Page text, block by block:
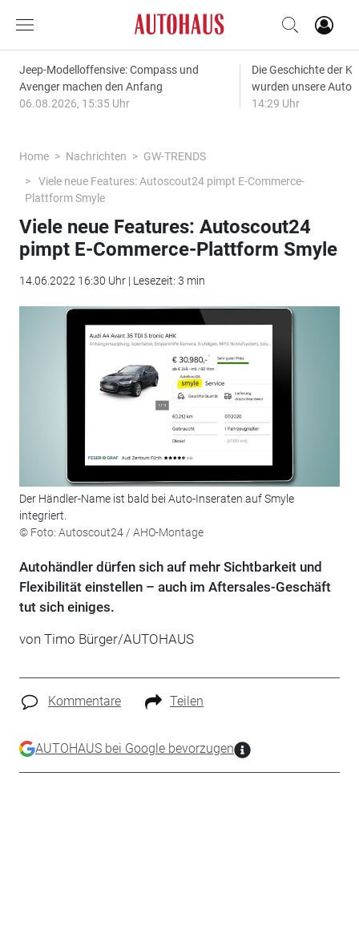
Jeep-Modelloffensive: Compass und
Avenger machen den Anfang
06.08.2026, 15:35 Uhr
Die Geschichte der
wurden unsere
14:29 Uhr
Home Nachrichten
GW-TRENDS
Viele neue Features: Autoscout24 pimpt E-Commerce-
Plattform Smyle
Viele neue Features: Autoscout24
pimpt E-Commerce-Plattform Smyle
14.06.2022 16:30 Uhr | Lesezeit: 3 min
Der Händler-Name ist bald bei Auto-Inseraten auf Smyle
integriert.
© Foto: Autoscout24 / AHO-Montage
Autohändler dürfen sich auf mehr Sichtbarkeit und
Flexibilität einstellen – auch im Aftersales-Geschäft
tut sich einiges.
von Timo Bürger/AUTOHAUS
Kommentare Teilen
AUTOHAUS bei Google bevorzugen